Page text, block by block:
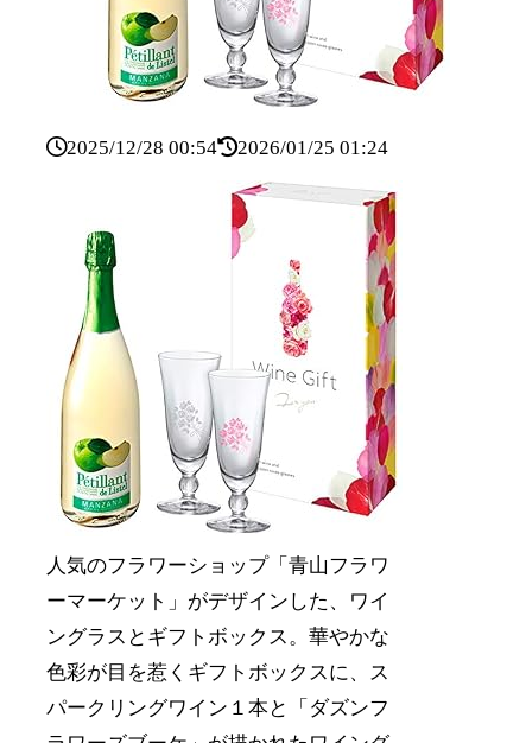
2025/12/28 00:54 2026/01/25 01:24
人気のフラワーショップ「青山フラワ
ーマーケット」がデザインした、ワイ
ングラスとギフトボックス。華やかな
色彩が目を惹くギフトボックスに、ス
パークリングワイン１本と「ダズンフ